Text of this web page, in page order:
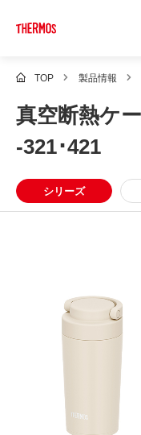
TOP 製品情報
真空断熱ケ
-321･421
シリーズ